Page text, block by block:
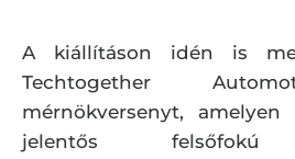
A kiállításon idén is
Techtogether
mérnökversenyt, amelyen
jelentős felsőfokú